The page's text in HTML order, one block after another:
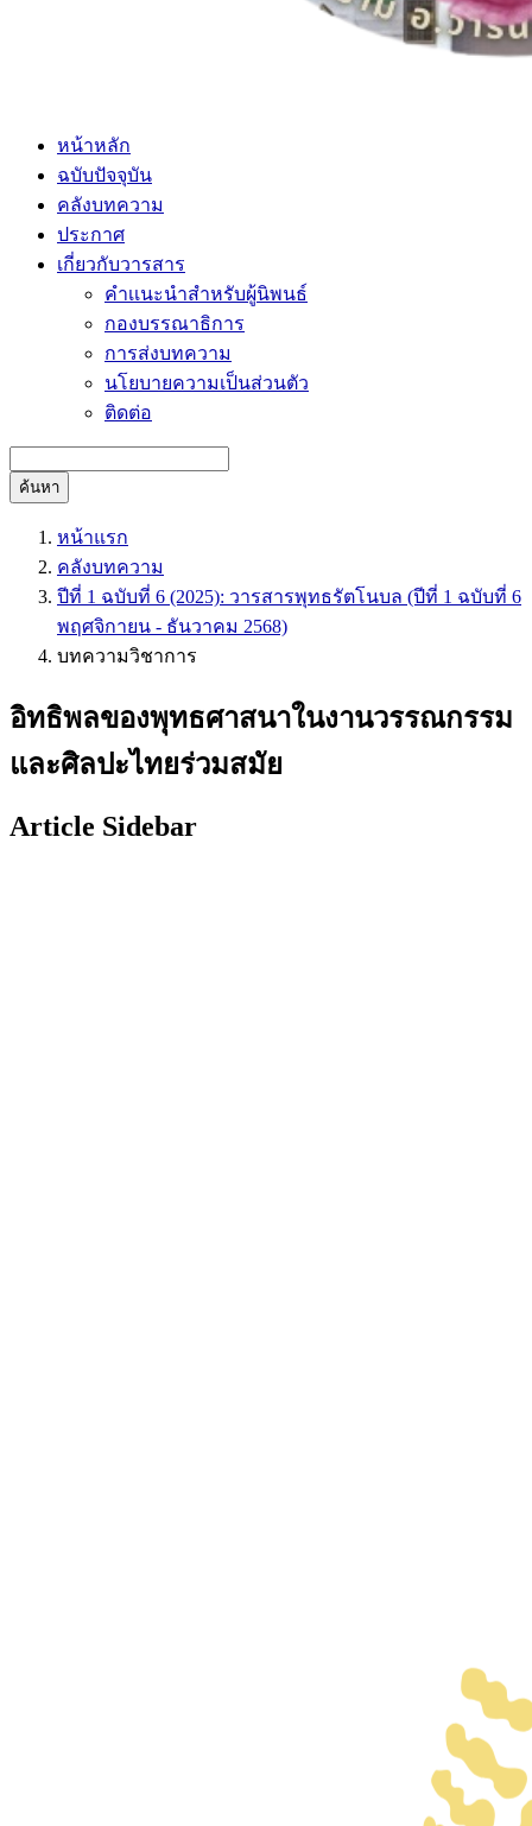
หน้าหลัก
ฉบับปัจจุบัน
คลังบทความ
ประกาศ
เกี่ยวกับวารสาร
คำเเนะนำสำหรับผู้นิพนธ์
กองบรรณาธิการ
การส่งบทความ
นโยบายความเป็นส่วนตัว
ติดต่อ
ค้นหา
หน้าแรก
คลังบทความ
ปีที่ 1 ฉบับที่ 6 (2025): วารสารพุทธรัตโนบล (ปีที่ 1 ฉบับที่ 6
พฤศจิกายน - ธันวาคม 2568)
บทความวิชาการ
อิทธิพลของพุทธศาสนาในงานวรรณกรรม
และศิลปะไทยร่วมสมัย
Article Sidebar